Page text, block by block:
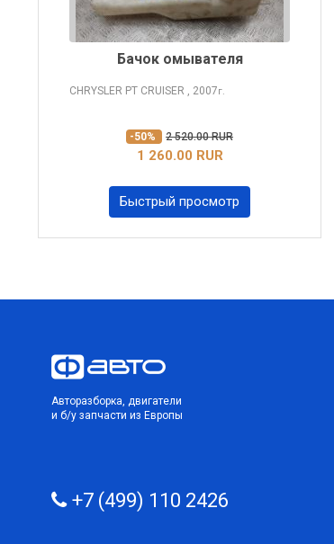
Бачок омывателя
CHRYSLER PT CRUISER , 2007г.
-50% 2 520.00 RUR
1 260.00 RUR
Быстрый просмотр
Авторазборка, двигатели
и б/у запчасти из Европы
+7 (499) 110 2426